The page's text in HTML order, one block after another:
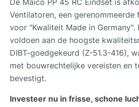
Ventilatoren, een
voor "Kwaliteit Made in Germany".
voldoen aan de hoogste
DIBT-goedgekeurd (Z-51.3-416),
met bouwrechtelijke vereisten en
bevestigt.
Investeer nu in frisse, schone